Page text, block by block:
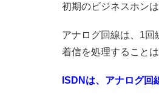
初期のビジネスホン
アナログ回線は、1回
着信を処理すること
ISDNは、アナログ回